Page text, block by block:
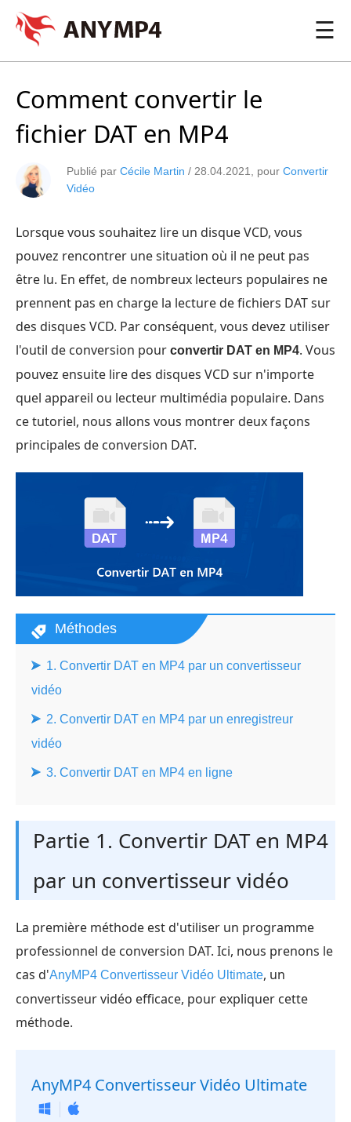
☰
Comment convertir le
fichier DAT en MP4
Publié par Cécile Martin / 28.04.2021 , pour Convertir
Vidéo
Lorsque vous souhaitez lire un disque VCD, vous
pouvez rencontrer une situation où il ne peut pas
être lu. En effet, de nombreux lecteurs populaires ne
prennent pas en charge la lecture de fichiers DAT sur
des disques VCD. Par conséquent, vous devez utiliser
l'outil de conversion pour convertir DAT en MP4. Vous
pouvez ensuite lire des disques VCD sur n'importe
quel appareil ou lecteur multimédia populaire. Dans
ce tutoriel, nous allons vous montrer deux façons
principales de conversion DAT.
Méthodes
1. Convertir DAT en MP4 par un convertisseur
vidéo
2. Convertir DAT en MP4 par un enregistreur
vidéo
3. Convertir DAT en MP4 en ligne
Partie 1. Convertir DAT en MP4
par un convertisseur vidéo
La première méthode est d'utiliser un programme
professionnel de conversion DAT. Ici, nous prenons le
cas d'AnyMP4 Convertisseur Vidéo Ultimate, un
convertisseur vidéo efficace, pour expliquer cette
méthode.
AnyMP4 Convertisseur Vidéo Ultimate